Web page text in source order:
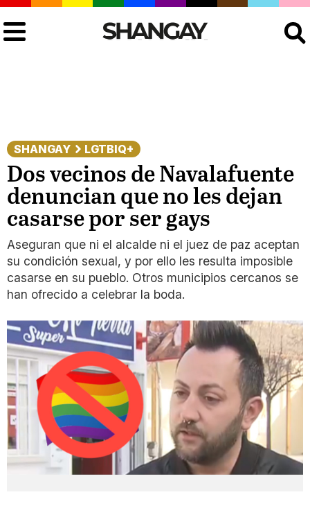
SHANGAY LGTBIQ+
Dos vecinos de Navalafuente
denuncian que no les dejan
casarse por ser gays
Aseguran que ni el alcalde ni el juez de paz aceptan
su condición sexual, y por ello les resulta imposible
casarse en su pueblo. Otros municipios cercanos se
han ofrecido a celebrar la boda.